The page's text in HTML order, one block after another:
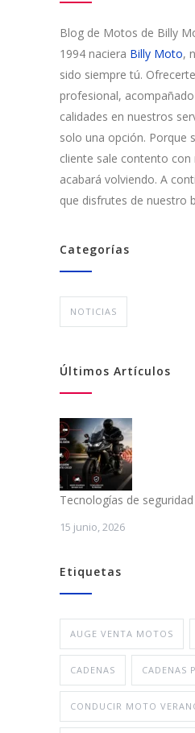
Blog de Motos de Billy
1994 naciera Billy Moto,
sido siempre tú.
profesional,
calidades en nuestros
solo una opción. Porque
cliente sale contento
acabará volviendo. A
que disfrutes de nuestro
Categorías
NOTICIAS
Últimos Artículos
Tecnologías de
15 junio, 2026
Etiquetas
AUGE VENTA MOTOS
CADENAS CADENAS
CONDUCIR MOTO